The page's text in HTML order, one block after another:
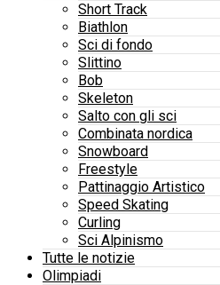
Short Track
Biathlon
Sci di fondo
Slittino
Bob
Skeleton
Salto con gli sci
Combinata nordica
Snowboard
Freestyle
Pattinaggio Artistico
Speed Skating
Curling
Sci Alpinismo
Tutte le notizie
Olimpiadi